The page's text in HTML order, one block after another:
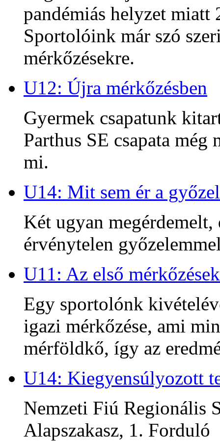
pandémiás helyzet
Sportolóink már szó
mérkőzésekre.
U12: Újra mérkőzésben
Gyermek csapatunk
Parthus SE csapata
mi.
U14: Mit sem ér a
Két ugyan
érvénytelen
U11: Az első mérkőzések
Egy sportolónk
igazi mérkőzése, ami
mérföldkő, így az
U14: Kiegyensúlyozott
Nemzeti Fiú Regionális
Alapszakasz, 1. Forduló